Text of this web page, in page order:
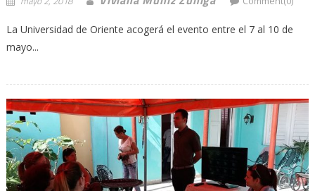
La Universidad de Oriente acogerá el evento entre el 7 al 10 de
mayo...